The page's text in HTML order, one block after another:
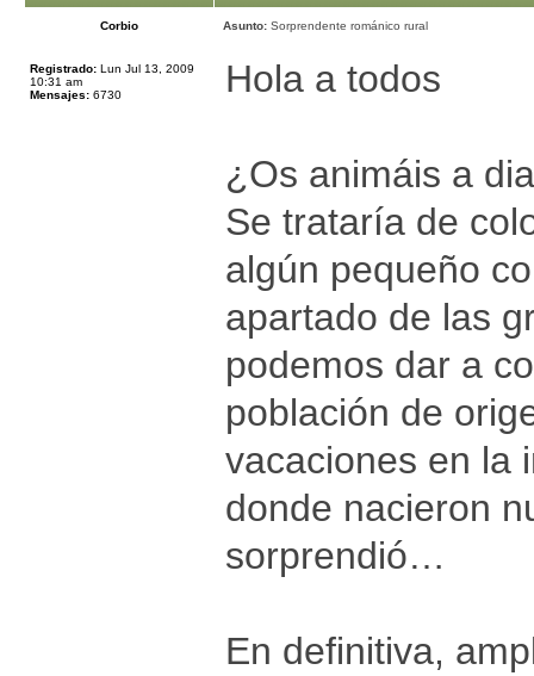
Corbio Asunto: Sorprendente románico rural
Registrado: Lun Jul 13, 2009
10:31 am
Mensajes: 6730 Hola a todos
¿Os animáis a
Se trataría de
algún pequeño
apartado de las
podemos dar a
población de
vacaciones en la
donde nacieron
sorprendió…
En definitiva,